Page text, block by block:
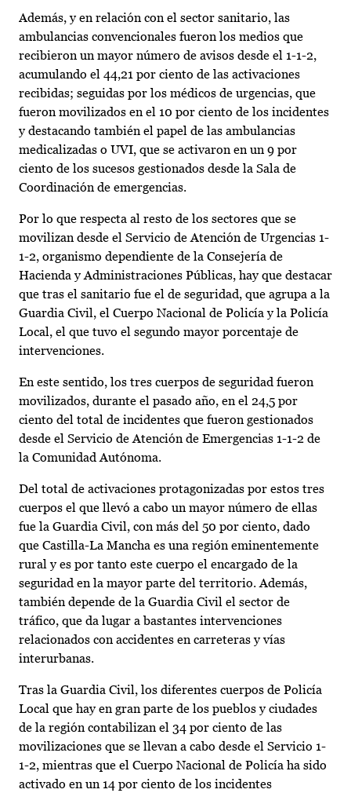
Además, y en relación con el sector sanitario, las
ambulancias convencionales fueron los medios que
recibieron un mayor número de avisos desde el 1-1-2,
acumulando el 44,21 por ciento de las activaciones
recibidas; seguidas por los médicos de urgencias, que
fueron movilizados en el 10 por ciento de los incidentes
y destacando también el papel de las ambulancias
medicalizadas o UVI, que se activaron en un 9 por
ciento de los sucesos gestionados desde la Sala de
Coordinación de emergencias.
Por lo que respecta al resto de los sectores que se
movilizan desde el Servicio de Atención de Urgencias 1-
1-2, organismo dependiente de la Consejería de
Hacienda y Administraciones Públicas, hay que destacar
que tras el sanitario fue el de seguridad, que agrupa a la
Guardia Civil, el Cuerpo Nacional de Policía y la Policía
Local, el que tuvo el segundo mayor porcentaje de
intervenciones.
En este sentido, los tres cuerpos de seguridad fueron
movilizados, durante el pasado año, en el 24,5 por
ciento del total de incidentes que fueron gestionados
desde el Servicio de Atención de Emergencias 1-1-2 de
la Comunidad Autónoma.
Del total de activaciones protagonizadas por estos tres
cuerpos el que llevó a cabo un mayor número de ellas
fue la Guardia Civil, con más del 50 por ciento, dado
que Castilla-La Mancha es una región eminentemente
rural y es por tanto este cuerpo el encargado de la
seguridad en la mayor parte del territorio. Además,
también depende de la Guardia Civil el sector de
tráfico, que da lugar a bastantes intervenciones
relacionados con accidentes en carreteras y vías
interurbanas.
Tras la Guardia Civil, los diferentes cuerpos de Policía
Local que hay en gran parte de los pueblos y ciudades
de la región contabilizan el 34 por ciento de las
movilizaciones que se llevan a cabo desde el Servicio 1-
1-2, mientras que el Cuerpo Nacional de Policía ha sido
activado en un 14 por ciento de los incidentes